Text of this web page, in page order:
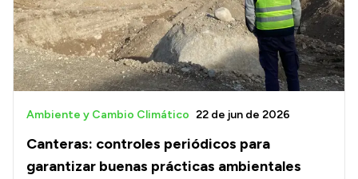
Canteras: controles periódicos para
garantizar buenas prácticas ambientales
Ambiente y Cambio Climático 22 de jun de 2026